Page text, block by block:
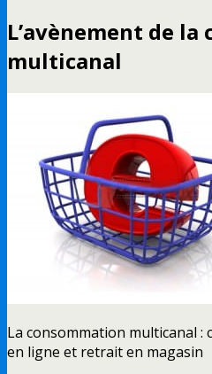
L’avènement de
multicanal
La consommation multicanal :
en ligne et retrait en magasin